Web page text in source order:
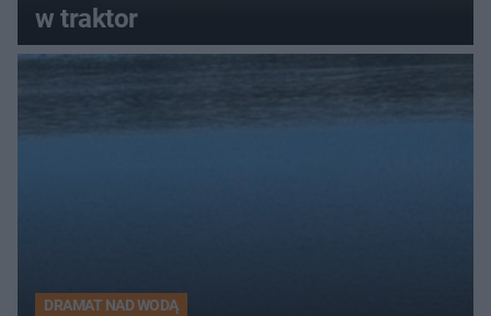
w traktor
DRAMAT NAD WODĄ